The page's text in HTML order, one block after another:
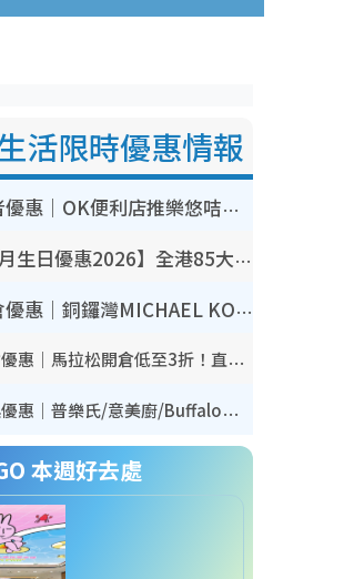
活限時優惠情報
長者優惠｜OK便利店推樂悠咭優惠！買麵包/牛奶/保健品拍卡即減
【8月生日優惠2026】全港85大食買玩著數攻略 自助餐/火鍋放題同行免費＋誠品/DONKI送現金券
開倉優惠｜銅鑼灣MICHAEL KORS開倉低至17折！直擊$500起買手袋/銀包/鞋款 必買經典Jet Set系列
開倉優惠｜馬拉松開倉低至3折！直擊$99起買adidas／New Balance／Puma鞋款 STANLEY保溫杯劈價至$119起
廚具優惠｜普樂氏/意美廚/Buffalo廚具低至3折！$89起買煎鍋／炒鑊／個人鍋 同場小家電激減至$99起
本週好去處